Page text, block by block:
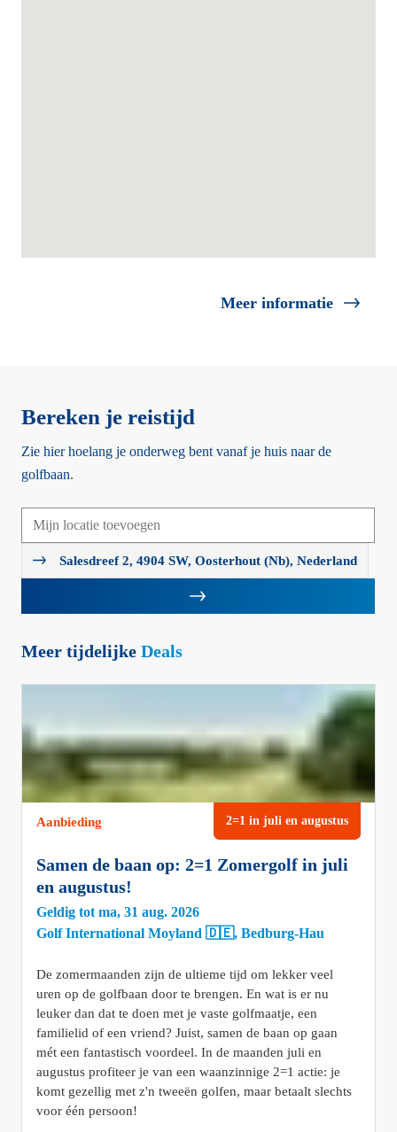
Meer informatie
Bereken je reistijd
Zie hier hoelang je onderweg bent vanaf je huis naar de
golfbaan.
Salesdreef 2, 4904 SW, Oosterhout (Nb), Nederland
Meer tijdelijke Deals
Aanbieding 2=1 in juli en augustus
Samen de baan op: 2=1 Zomergolf in juli
en augustus!
Geldig tot ma, 31 aug. 2026
Golf International Moyland 🇩🇪, Bedburg-Hau
De zomermaanden zijn de ultieme tijd om lekker veel
uren op de golfbaan door te brengen. En wat is er nu
leuker dan dat te doen met je vaste golfmaatje, een
familielid of een vriend? Juist, samen de baan op gaan
mét een fantastisch voordeel. In de maanden juli en
augustus profiteer je van een waanzinnige 2=1 actie: je
komt gezellig met z'n tweeën golfen, maar betaalt slechts
voor één persoon!